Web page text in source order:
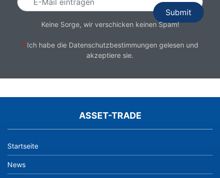
Keine Sorge, wir verschicken keinen Spam!
* Ich habe die Datenschutzbestimmungen gelesen und
akzeptiere sie.
ASSET-TRADE
Startseite
News